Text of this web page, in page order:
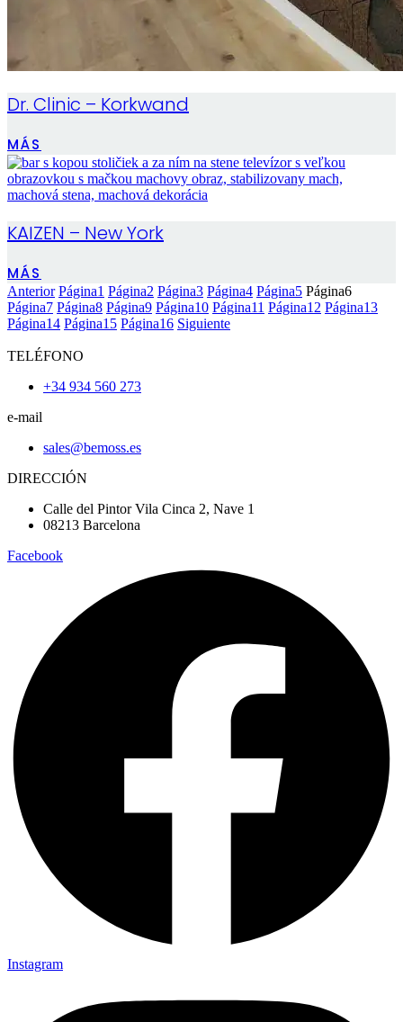
Dr. Clinic – Korkwand
MÁS
KAIZEN – New York
MÁS
Anterior Página1 Página2 Página3 Página4 Página5 Página6
Página7 Página8 Página9 Página10 Página11 Página12 Página13
Página14 Página15 Página16 Siguiente
TELÉFONO
+34 934 560 273
e-mail
sales@bemoss.es
DIRECCIÓN
Calle del Pintor Vila Cinca 2, Nave 1
08213 Barcelona
Facebook
Instagram